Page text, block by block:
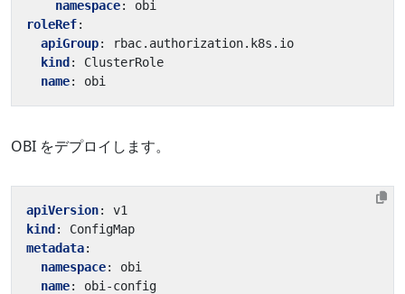
namespace:
obi
roleRef:
apiGroup:
rbac.authorization.k8s.io
kind :
ClusterRole
name: obi
OBI をデプロイします。
apiVersion:
v1
kind :
ConfigMap
metadata:
namespace:
obi
name:
obi-config